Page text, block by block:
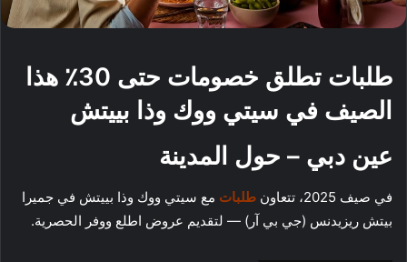
طلبات تطلق خصومات حتى 30٪ هذا
الصيف في سيتي ووك وذا بييتش
عين دبي – حول المدينة
في صيف 2025، تتعاون طلبات مع سيتي ووك وذا بييتش في جميرا
بيتش ريزيدنس (جي بي آر) — لتقديم عروض اطلع ووفر الحصرية.